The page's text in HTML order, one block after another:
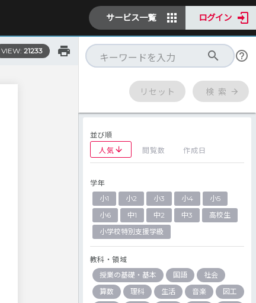
サービス一覧 ログイン
VIEW: 21233
リセット 検 索
並び順
人気
閲覧数 作成日
学年
小1
小2 小3 小4
小5
小6
中1 中2 中3
高校生
小学校特別支援学級
教科・領域
授業の基礎・基本
国語
社会
算数
理科 生活 音楽
図工